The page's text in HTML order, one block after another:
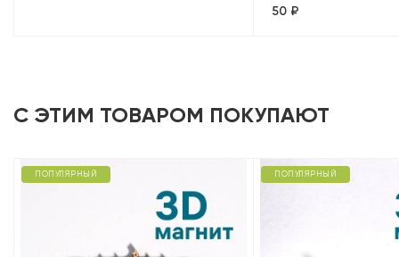
50 ₽
С ЭТИМ ТОВАРОМ ПОКУПАЮТ
ПОПУЛЯРНЫЙ ПОПУЛЯРНЫЙ